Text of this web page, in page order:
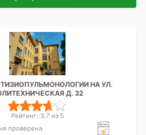
НА УЛ.
Д. 32
Рейтинг: 3.7 из 5
проверена